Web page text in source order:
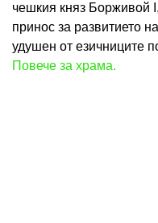
чешкия княз Борживой
принос за развитието
удушен от езичниците
Повече за храма.